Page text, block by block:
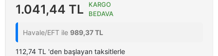
1.041,44 TL
KARGO
BEDAVA
Havale/EFT ile 989,37 TL
112,74 TL 'den başlayan taksitlerle